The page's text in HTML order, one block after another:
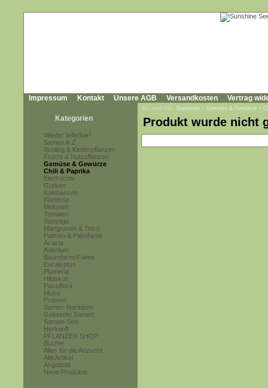
Impressum Kontakt Unsere AGB Versandkosten Vertrag
Kategorien
Wieder lieferbar!
Samen A-Z
Schling & Kletterpflanzen
Frucht & Nutzpflanzen
Gemüse & Gewürze
Chili & Paprika
Eierfrüchte
Gurken
Kalebassen
Kürbisse
Melonen
Tomaten
Sonstige
Mangroven & Teich
Palmen & Palmfarne
Acacia
Adenium
Baumfarne/Farne
Eucalyptus
Plumeria
Hibiskus
Passiflora
Musa
Proteen
Samen-Raritäten
Gekeimte Samen
Samen-Sets
Herkunft
PFLANZEN SHOP
Bücher
Alles für die Anzucht
Alle Artikel
Angebote
Neue Produkte
Sie sind hier: Startseite » Gemüse & Gewürze »
Produkt wurde nicht